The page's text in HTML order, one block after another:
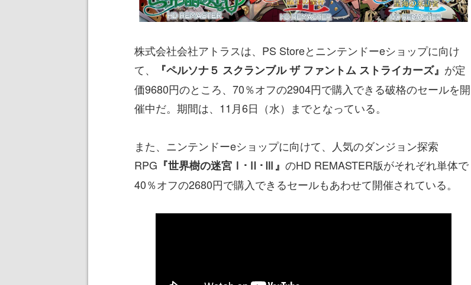
株式会社会社アトラスは、PS Storeとニンテンドーeショップに向け
て、
『ペルソナ５ スクランブル ザ ファントム ストライカーズ』 が定
価9680円のところ、70％オフの2904円で購入できる破格のセールを開
催中だ。期間は、11月6日（水）までとなっている。
また、ニンテンドーeショップに向けて、人気のダンジョン探索
RPG 『世界樹の迷宮Ⅰ･Ⅱ･Ⅲ』 のHD REMASTER版がそれぞれ単体で
40％オフの2680円で購入できるセールもあわせて開催されている。